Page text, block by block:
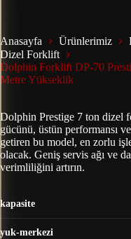
Anasayfa Ürünlerimiz
Dizel Forklift
Dolphin Forklift DP-70
Metre Yükseklik
Dolphin Prestige 7 ton dizel
gücünü, üstün performansı
getiren bu model, en zorlu
olacak. Geniş servis ağı ve
verimliliğini artırın.
kapasite
yuk-merkezi